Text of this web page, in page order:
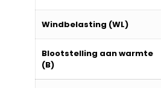
Windbelasting (WL)
Blootstelling aan warmte
(B)